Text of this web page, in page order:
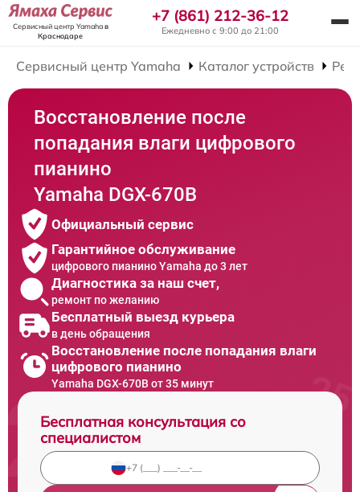
Сервисный центр Yamahaв
Краснодаре
+7 (861) 212-36-12
Ежедневно с 9:00 до 21:00
Сервисный центр Yamaha Каталог устройств
Восстановление после
попадания влаги цифрового
пианино
Yamaha DGX-670B
Официальный сервис
Гарантийное обслуживание
цифрового пианино Yamaha до 3 лет
Диагностика за наш счет,
ремонт по желанию
Бесплатный выезд курьера
в день обращения
Восстановление после попадания влаги
цифрового пианино
Yamaha DGX-670B от 35 минут
Бесплатная консультация со
специалистом